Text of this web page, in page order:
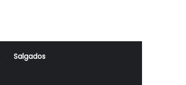
Salgados